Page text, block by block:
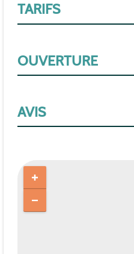
TARIFS
OUVERTURE
AVIS